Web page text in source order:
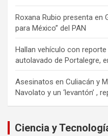
Roxana Rubio presenta en
para México” del PAN
Hallan vehículo con
autolavado de Portalegre,
Asesinatos en Culiacán y
Navolato y un ‘levantón’ ,
Ciencia y